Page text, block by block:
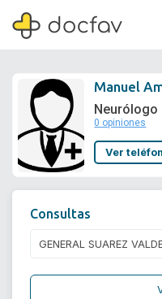
Manuel
Neurólogo
0 opiniones
Ver
Consultas